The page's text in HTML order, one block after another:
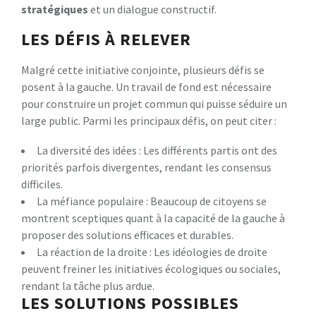
stratégiques et un dialogue constructif.
LES DÉFIS À RELEVER
Malgré cette initiative conjointe, plusieurs défis se
posent à la gauche. Un travail de fond est nécessaire
pour construire un projet commun qui puisse séduire un
large public. Parmi les principaux défis, on peut citer :
La diversité des idées : Les différents partis ont des
priorités parfois divergentes, rendant les consensus
difficiles.
La méfiance populaire : Beaucoup de citoyens se
montrent sceptiques quant à la capacité de la gauche à
proposer des solutions efficaces et durables.
La réaction de la droite : Les idéologies de droite
peuvent freiner les initiatives écologiques ou sociales,
rendant la tâche plus ardue.
LES SOLUTIONS POSSIBLES